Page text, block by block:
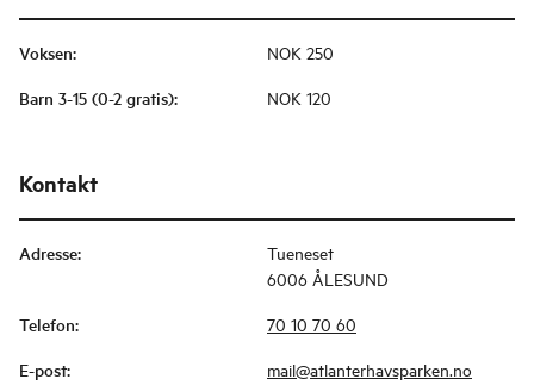
Voksen: NOK 250
Barn 3-15 (0-2 gratis): NOK 120
Kontakt
Adresse:
Tueneset
6006 ÅLESUND
Telefon: 70 10 70 60
E-post: mail@atlanterhavsparken.no